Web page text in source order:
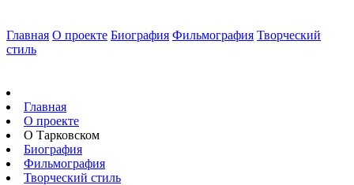
Главная О проекте Биография Фильмография Творческий
стиль
Главная
О проекте
О Тарковском
Биография
Фильмография
Творческий стиль